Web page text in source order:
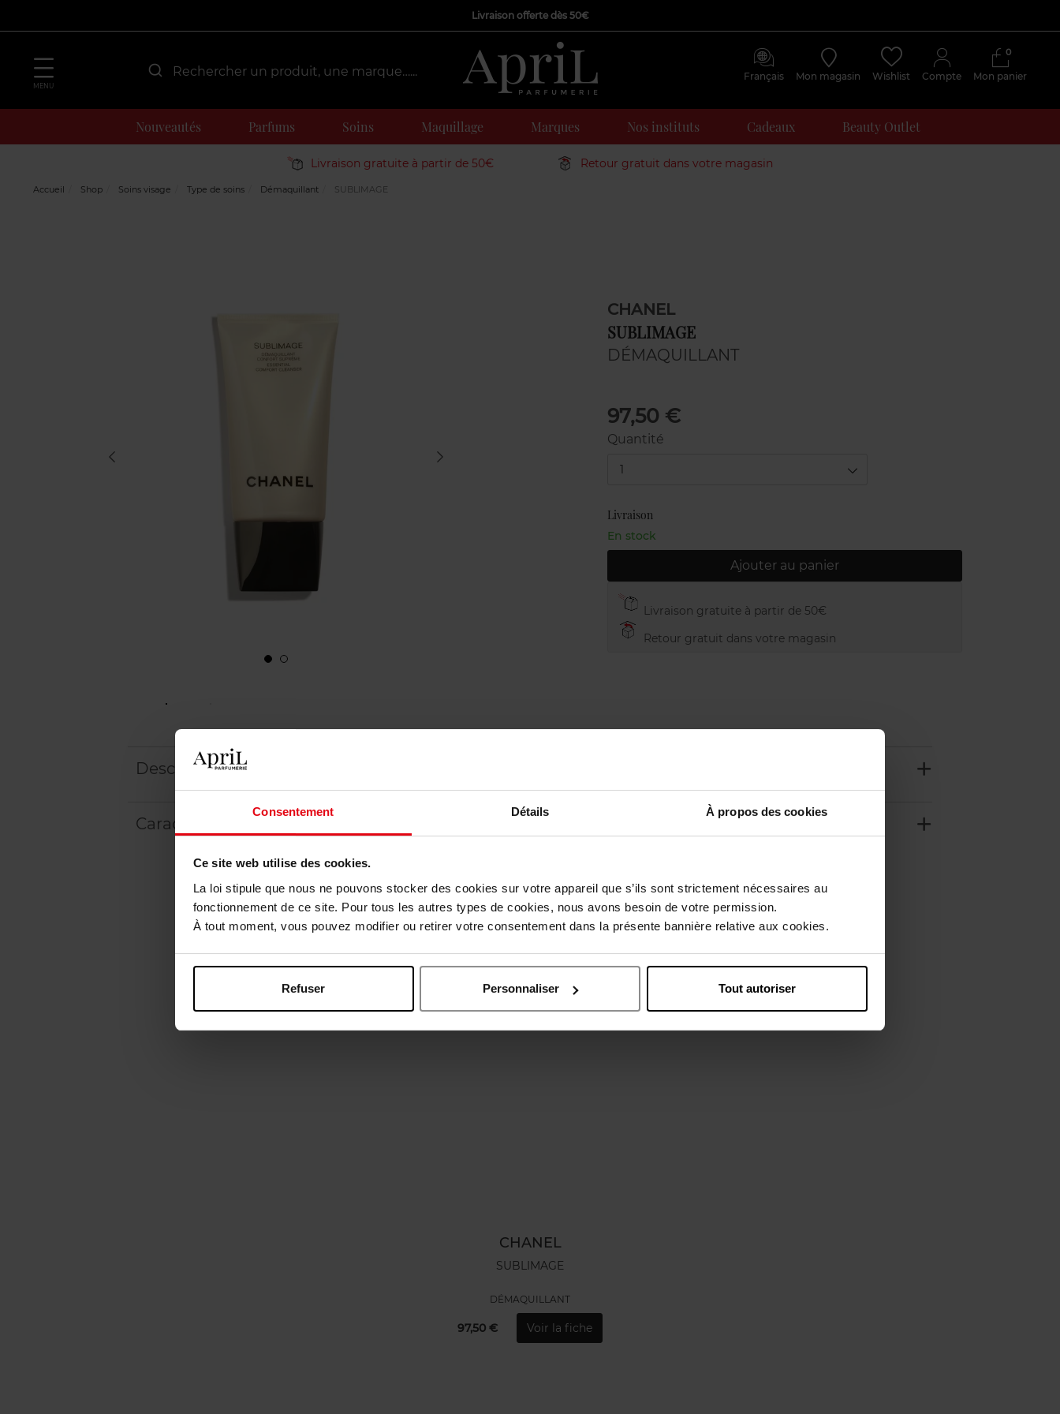
Consentement Détails À propos des cookies
Ce site web utilise des cookies.
La loi stipule que nous ne pouvons stocker des cookies sur votre appareil que s’ils sont strictement nécessaires au
fonctionnement de ce site. Pour tous les autres types de cookies, nous avons besoin de votre permission.
À tout moment, vous pouvez modifier ou retirer votre consentement dans la présente bannière relative aux cookies.
Refuser Personnaliser Tout autoriser
Livraison offerte dès 50€
MENU
Français Mon magasin Wishlist Compte Mon panier
0
Nouveautés Parfums Soins Maquillage Marques Nos instituts Cadeaux Beauty Outlet
Livraison gratuite à partir de 50€ Retour gratuit dans votre magasin
Accueil Shop Soins visage Type de soins Démaquillant SUBLIMAGE
CHANEL
SUBLIMAGE
DÉMAQUILLANT
97,50 €
Quantité
1
Livraison
En stock
Ajouter au panier
Livraison gratuite à partir de 50€
Retour gratuit dans votre magasin
Description
Caractéristiques
Oublié quelque chose ?
CHANEL
SUBLIMAGE
DÉMAQUILLANT
97,50 € Voir la fiche